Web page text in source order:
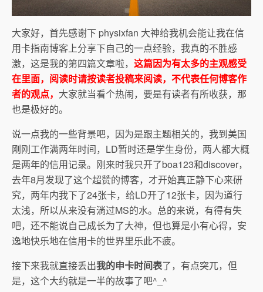
大家好，首先感谢下 physixfan 大神给我机会能让我在信
用卡指南博客上分享下自己的一点经验，我真的不胜感
激，这是我的第四篇文章啦， 这篇因为有太多的主观感受
在里面，阅读时请按读者投稿来阅读，不代表任何博客作
者的观点， 大家就当看个热闹，要是有读者有所收获，那
也是极好的。
说一点我的一些背景吧，因为是跟主题相关的，我到美国
刚刚工作满两年时间，LD暂时还是学生身份，两人都大概
是两年的信用记录。刚来时我只开了boa123和discover，
去年8月发现了这个超赞的博客，才开始真正静下心来研
究，两年内我下了24张卡，给LD开了12张卡，因为道行
太浅，所以从来没有淌过MS的水。总的来说，有得有失
吧，还不能说自己成长为了大神，但也算是小有心得，安
逸地快乐地在信用卡的世界里乐此不疲。
接下来我就直接丢出我的申卡时间表了，有点突兀，但
是，这个大约就是一半的故事了吧^_^